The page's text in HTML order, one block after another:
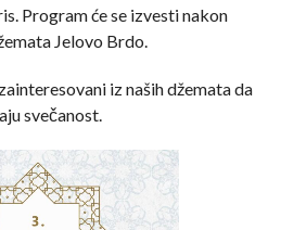
Program će se izvesti nakon
Jelovo Brdo.
iz naših džemata da
svečanost.